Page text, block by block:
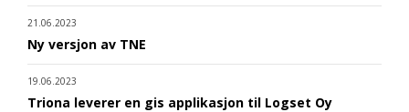
21.06.2023
Ny versjon av TNE
19.06.2023
Triona leverer en gis applikasjon til Logset Oy